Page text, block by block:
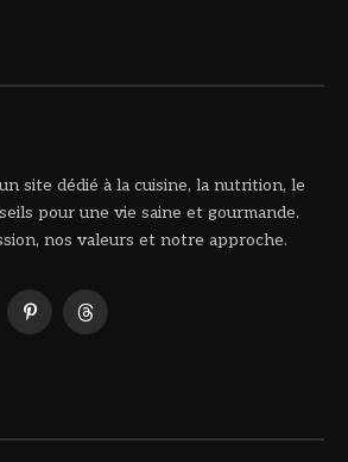
site dédié à la cuisine, la nutrition, le
pour une vie saine et gourmande.
nos valeurs et notre approche.
PinterestThreads